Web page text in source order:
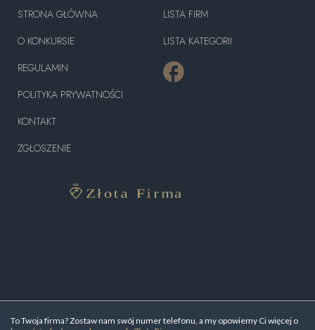
To Twoja firma? Zostaw nam swój numer telefonu, a my opowiemy Ci więcej o
STRONA GŁÓWNA
O KONKURSIE
REGULAMIN
POLITYKA PRYWATNOŚCI
KONTAKT
ZGŁOSZENIE
LISTA FIRM
LISTA KATEGORII